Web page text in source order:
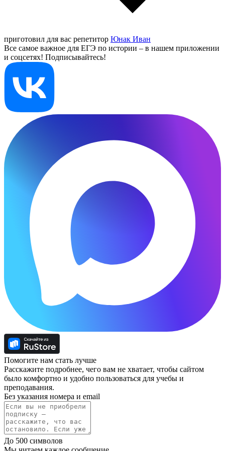
приготовил для вас репетитор Юнак Иван
Все самое важное для ЕГЭ по истории – в нашем приложении
и соцсетях! Подписывайтесь!
Помогите нам стать лучше
Расскажите подробнее, чего вам не хватает, чтобы сайтом
было комфортно и удобно пользоваться для учебы и
преподавания.
Без указания номера и email
До 500 символов